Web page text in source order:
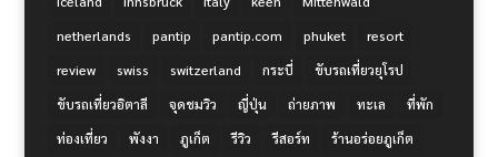
netherlands
pantip pantip.com phuket
resort
review
swiss switzerland กระบี่
ขับรถเที่ยวยุโรป
ขับรถเที่ยวอิตาลี
จุดชมวิว ญี่ปุ่น ถ่ายภาพ ทะเล
ที่พัก
ท่องเที่ยว
พังงา ภูเก็ต รีวิว รีสอร์ท ร้านอร่อยภูเก็ต